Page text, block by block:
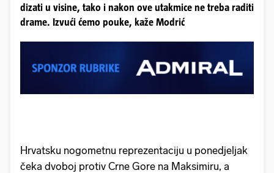
dizati u visine, tako i nakon ove utakmice ne treba raditi
drame. Izvući ćemo pouke, kaže Modrić
Hrvatsku nogometnu reprezentaciju u ponedjeljak
čeka dvoboj protiv Crne Gore na Maksimiru, a